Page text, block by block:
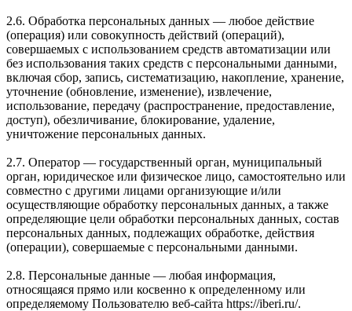
2.6. Обработка персональных данных — любое действие
(операция) или совокупность действий (операций),
совершаемых с использованием средств автоматизации или
без использования таких средств с персональными данными,
включая сбор, запись, систематизацию, накопление, хранение,
уточнение (обновление, изменение), извлечение,
использование, передачу (распространение, предоставление,
доступ), обезличивание, блокирование, удаление,
уничтожение персональных данных.
2.7. Оператор — государственный орган, муниципальный
орган, юридическое или физическое лицо, самостоятельно или
совместно с другими лицами организующие и/или
осуществляющие обработку персональных данных, а также
определяющие цели обработки персональных данных, состав
персональных данных, подлежащих обработке, действия
(операции), совершаемые с персональными данными.
2.8. Персональные данные — любая информация,
относящаяся прямо или косвенно к определенному или
определяемому Пользователю веб-сайта https://iberi.ru/.